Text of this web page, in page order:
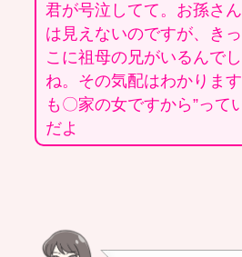
君が号泣してて。お孫さ
は見えないのですが、き
こに祖母の兄がいるんで
ね。その気配はわかりま
も〇家の女ですから”って
だよ